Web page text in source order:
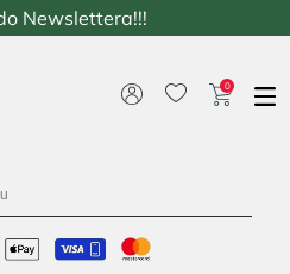
0
Newslettera!!!